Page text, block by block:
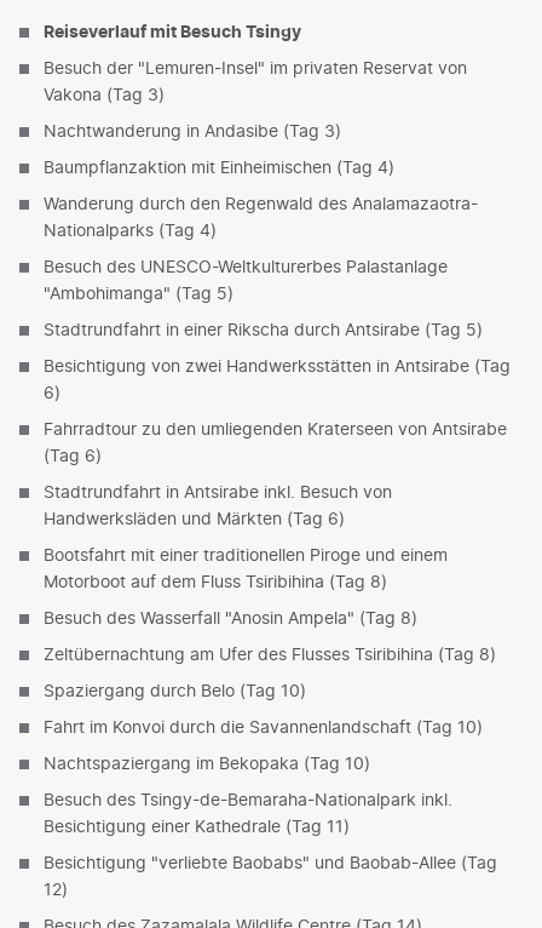
Reiseverlauf mit Besuch Tsingy
Besuch der "Lemuren-Insel" im privaten Reservat von
Vakona (Tag 3)
Nachtwanderung in Andasibe (Tag 3)
Baumpflanzaktion mit Einheimischen (Tag 4)
Wanderung durch den Regenwald des Analamazaotra-
Nationalparks (Tag 4)
Besuch des UNESCO-Weltkulturerbes Palastanlage
"Ambohimanga" (Tag 5)
Stadtrundfahrt in einer Rikscha durch Antsirabe (Tag 5)
Besichtigung von zwei Handwerksstätten in Antsirabe (Tag
6)
Fahrradtour zu den umliegenden Kraterseen von Antsirabe
(Tag 6)
Stadtrundfahrt in Antsirabe inkl. Besuch von
Handwerksläden und Märkten (Tag 6)
Bootsfahrt mit einer traditionellen Piroge und einem
Motorboot auf dem Fluss Tsiribihina (Tag 8)
Besuch des Wasserfall "Anosin Ampela" (Tag 8)
Zeltübernachtung am Ufer des Flusses Tsiribihina (Tag 8)
Spaziergang durch Belo (Tag 10)
Fahrt im Konvoi durch die Savannenlandschaft (Tag 10)
Nachtspaziergang im Bekopaka (Tag 10)
Besuch des Tsingy-de-Bemaraha-Nationalpark inkl.
Besichtigung einer Kathedrale (Tag 11)
Besichtigung "verliebte Baobabs" und Baobab-Allee (Tag
12)